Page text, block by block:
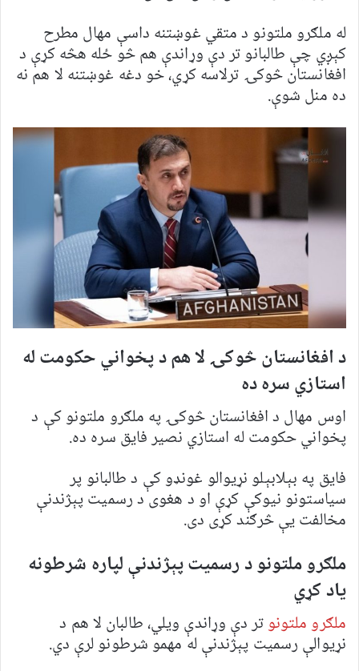
له ملګرو ملتونو د متقي غوښتنه داسې مهال مطرح
کېږي چې طالبانو تر دې وړاندې هم څو ځله هڅه کړې د
افغانستان څوکۍ ترلاسه کړي، خو دغه غوښتنه لا هم نه
ده منل شوې.
د افغانستان څوکۍ لا هم د پخواني حکومت له
استازي سره ده
اوس مهال د افغانستان څوکۍ په ملګرو ملتونو کې د
پخواني حکومت له استازي نصیر فایق سره ده.
فایق په بېلابېلو نړیوالو غونډو کې د طالبانو پر
سیاستونو نیوکې کړې او د هغوی د رسمیت پېژندنې
مخالفت یې څرګند کړی دی.
ملګرو ملتونو د رسمیت پېژندنې لپاره شرطونه
یاد کړي
ملګرو ملتونوتر دې وړاندې ویلي، طالبان لا هم د
نړیوالې رسمیت پېژندنې له مهمو شرطونو لرې دي.